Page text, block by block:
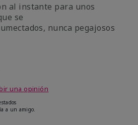
al instante para unos
se
nunca pegajosos
de 4,8 de 5
una opinión
a un amigo.